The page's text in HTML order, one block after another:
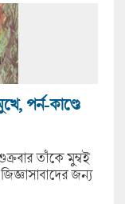
পর্ন-কাণ্ডে
তাঁকে মুম্বই
জন্য